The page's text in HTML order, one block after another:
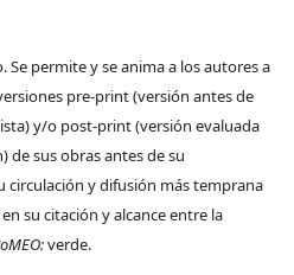
Se permite y se anima a los autores a
pre-print (versión antes de
y/o post-print (versión evaluada
de sus obras antes de su
circulación y difusión más temprana
su citación y alcance entre la
verde.